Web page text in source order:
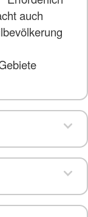
auch